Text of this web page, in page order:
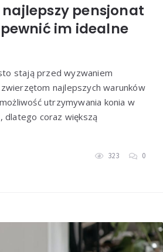
pensjonat
im idealne
stają przed wyzwaniem
najlepszych warunków
utrzymywania konia w
coraz większą
323 0